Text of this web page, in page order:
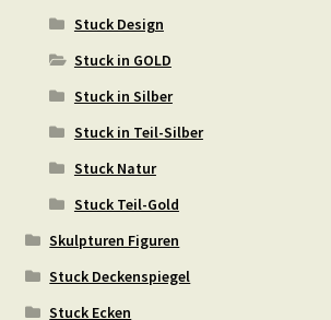
Stuck Design
Stuck in GOLD
Stuck in Silber
Stuck in Teil-Silber
Stuck Natur
Stuck Teil-Gold
Skulpturen Figuren
Stuck Deckenspiegel
Stuck Ecken